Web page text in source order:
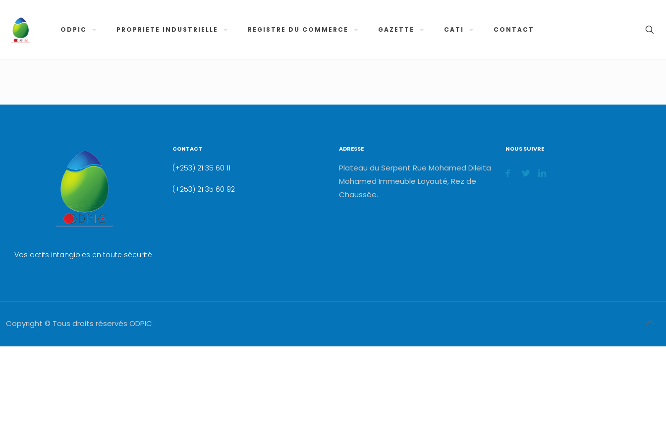
ODPIC PROPRIETE INDUSTRIELLE REGISTRE DU COMMERCE GAZETTE CATI CONTACT
Vos actifs intangibles en toute sécurité
CONTACT
(+253) 21 35 60 11
(+253) 21 35 60 92
ADRESSE
Plateau du Serpent Rue Mohamed Dileita
Mohamed Immeuble Loyauté, Rez de
Chaussée.
NOUS SUIVRE
Copyright © Tous droits réservés ODPIC